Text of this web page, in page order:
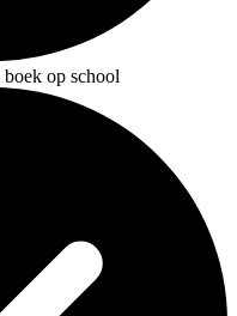
op school